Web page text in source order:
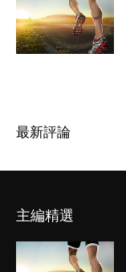
最新評論
主編精選